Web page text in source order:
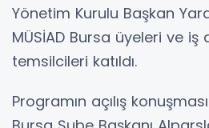
Yönetim Kurulu Başkan
MÜSİAD Bursa üyeleri ve iş
temsilcileri katıldı.
Programın açılış